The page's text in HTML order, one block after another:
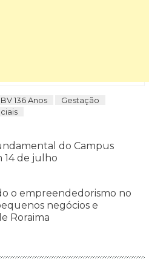
BV 136 Anos
Gestação
do Campus
14 de julho
o empreendedorismo no
negócios e
Roraima